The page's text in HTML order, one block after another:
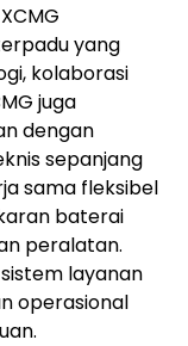
yang
kolaborasi
juga
dengan
sepanjang
sama fleksibel
baterai
peralatan.
layanan
operasional